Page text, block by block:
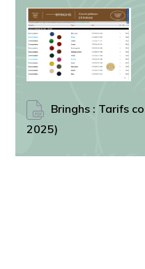
Bringhs : Tarifs
2025)